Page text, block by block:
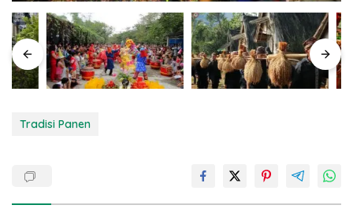
Tradisi Panen